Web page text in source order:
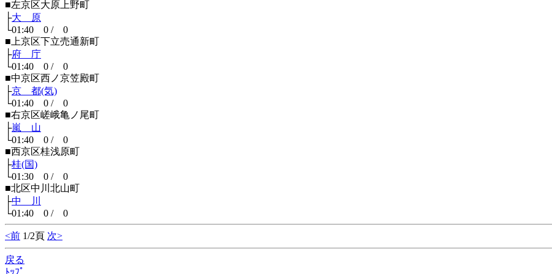
■左京区大原上野町
├大 原
└01:40 0 / 0
■上京区下立売通新町
├府 庁
└01:40 0 / 0
■中京区西ノ京笠殿町
├京 都(気)
└01:40 0 / 0
■右京区嵯峨亀ノ尾町
├嵐 山
└01:40 0 / 0
■西京区桂浅原町
├桂(国)
└01:30 0 / 0
■北区中川北山町
├中 川
└01:40 0 / 0
<前 1/2頁 次>
戻る
ﾄｯﾌﾟ